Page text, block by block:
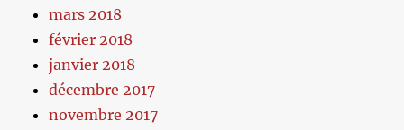
mars 2018
février 2018
janvier 2018
décembre 2017
novembre 2017